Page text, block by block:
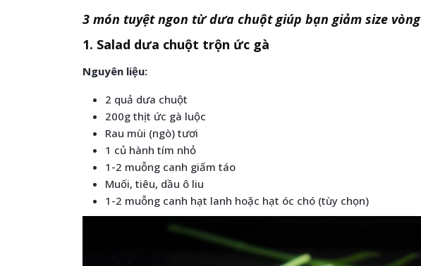
3 món tuyệt ngon từ dưa chuột giúp bạn giảm size
1. Salad dưa chuột trộn ức gà
Nguyên liệu:
2 quả dưa chuột
200g thịt ức gà luộc
Rau mùi (ngò) tươi
1 củ hành tím nhỏ
1-2 muỗng canh giấm táo
Muối, tiêu, dầu ô liu
1-2 muỗng canh hạt lanh hoặc hạt óc chó (tùy chọn)